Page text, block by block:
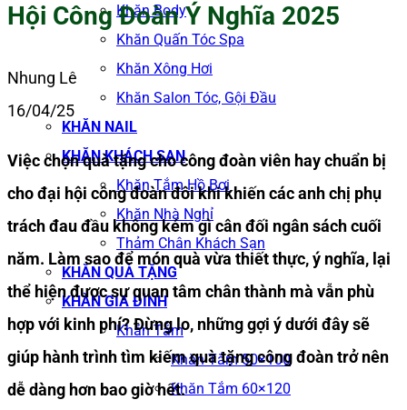
Khăn Body
Khăn Quấn Tóc Spa
Khăn Xông Hơi
Khăn Salon Tóc, Gội Đầu
KHĂN NAIL
KHĂN KHÁCH SẠN
Khăn Tắm Hồ Bơi
Khăn Nhà Nghỉ
Thảm Chân Khách Sạn
KHĂN QUÀ TẶNG
KHĂN GIA ĐÌNH
Khăn Tắm
Khăn Tắm 50×100
Khăn Tắm 60×120
Hội Công Đoàn Ý Nghĩa 2025
Nhung Lê
16/04/25
Việc chọn quà tặng cho công đoàn viên hay chuẩn bị
cho đại hội công đoàn đôi khi khiến các anh chị phụ
trách đau đầu không kém gì cân đối ngân sách cuối
năm. Làm sao để món quà vừa thiết thực, ý nghĩa, lại
thể hiện được sự quan tâm chân thành mà vẫn phù
hợp với kinh phí? Đừng lo, những gợi ý dưới đây sẽ
giúp hành trình tìm kiếm quà tặng công đoàn trở nên
dễ dàng hơn bao giờ hết.